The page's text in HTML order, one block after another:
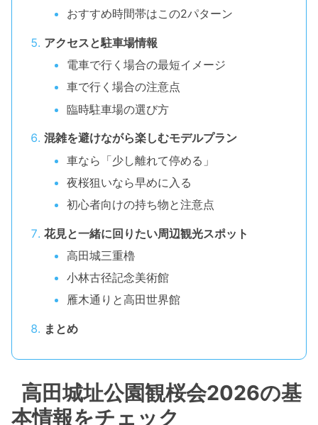
おすすめ時間帯はこの2パターン
アクセスと駐車場情報
電車で行く場合の最短イメージ
車で行く場合の注意点
臨時駐車場の選び方
混雑を避けながら楽しむモデルプラン
車なら「少し離れて停める」
夜桜狙いなら早めに入る
初心者向けの持ち物と注意点
花見と一緒に回りたい周辺観光スポット
高田城三重櫓
小林古径記念美術館
雁木通りと高田世界館
まとめ
高田城址公園観桜会2026の基
本情報をチェック